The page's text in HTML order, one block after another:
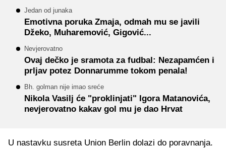
Jedan od junaka
Emotivna poruka Zmaja, odmah mu se javili
Džeko, Muharemović, Gigović...
Nevjerovatno
Ovaj dečko je sramota za fudbal: Nezapamćen i
prljav potez Donnarumme tokom penala!
Bh. golman nije imao sreće
Nikola Vasilj će "proklinjati" Igora Matanovića,
nevjerovatno kakav gol mu je dao Hrvat
U nastavku susreta Union Berlin dolazi do poravnanja.